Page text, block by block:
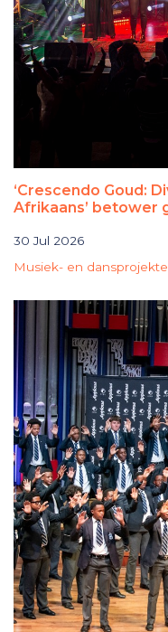
Nuus
Werk vir die ATKV
‘Crescendo Goud:
Afrikaans’ betower
30 Jul 2026
Musiek- en dansprojekte